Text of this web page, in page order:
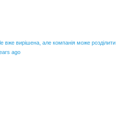
вже вирішена, але компанія може розділити
ago